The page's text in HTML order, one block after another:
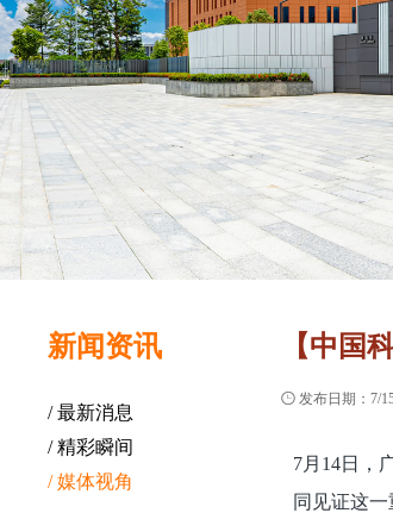
新闻资讯
/ 最新消息
/ 精彩瞬间
/ 媒体视角
【中国
发布日期：7/
7月14日，
同见证这一